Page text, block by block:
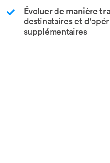
Évoluer de manière
destinataires et
supplémentaires